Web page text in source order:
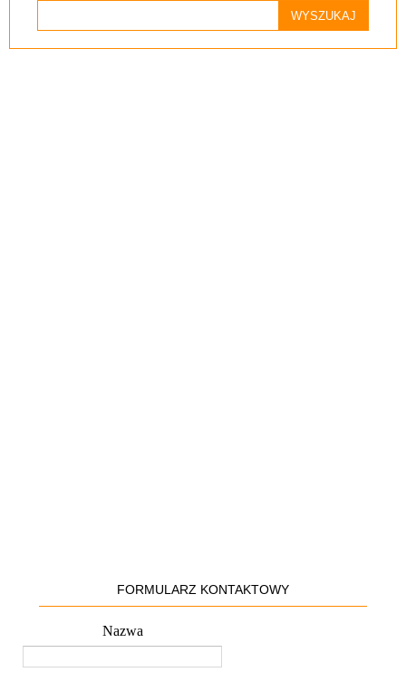
FORMULARZ KONTAKTOWY
Nazwa